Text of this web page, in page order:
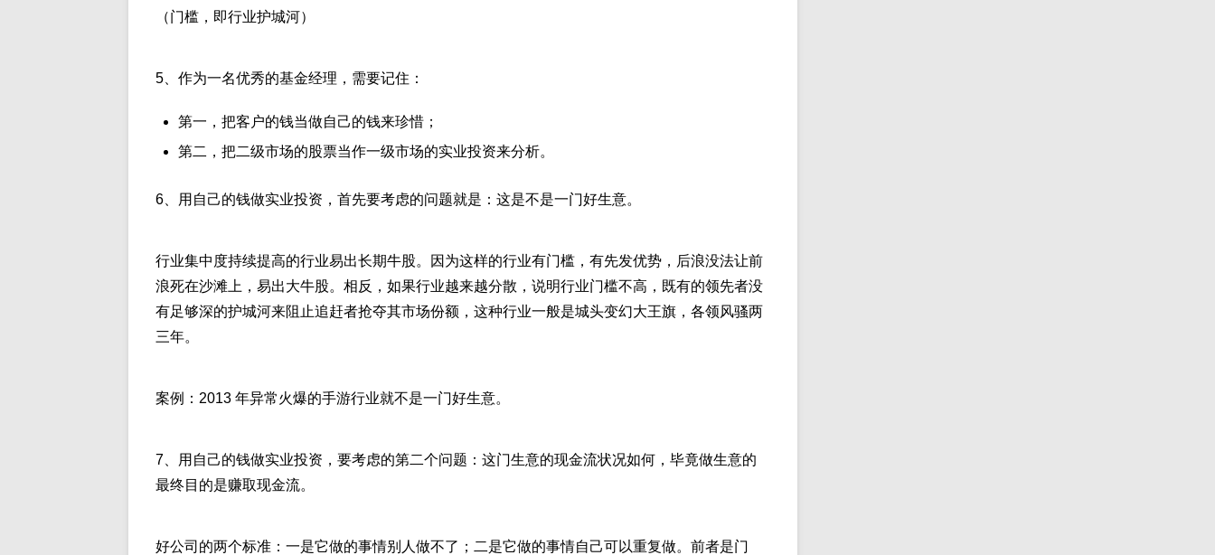
（门槛，即行业护城河）
5、作为一名优秀的基金经理，需要记住：
第一，把客户的钱当做自己的钱来珍惜；
第二，把二级市场的股票当作一级市场的实业投资来分析。
6、用自己的钱做实业投资，首先要考虑的问题就是：这是不是一门好生意。
行业集中度持续提高的行业易出长期牛股。因为这样的行业有门槛，有先发优势，后浪没法让前
浪死在沙滩上，易出大牛股。相反，如果行业越来越分散，说明行业门槛不高，既有的领先者没
有足够深的护城河来阻止追赶者抢夺其市场份额，这种行业一般是城头变幻大王旗，各领风骚两
三年。
案例：2013 年异常火爆的手游行业就不是一门好生意。
7、用自己的钱做实业投资，要考虑的第二个问题：这门生意的现金流状况如何，毕竟做生意的
最终目的是赚取现金流。
好公司的两个标准：一是它做的事情别人做不了；二是它做的事情自己可以重复做。前者是门